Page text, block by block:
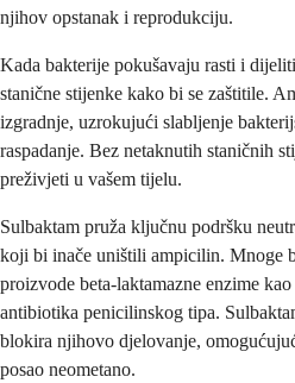
njihov opstanak i reprodukciju.
Kada bakterije pokušavaju rasti i
stanične stijenke kako bi se zaštitile.
izgradnje, uzrokujući slabljenje
raspadanje. Bez netaknutih staničnih
preživjeti u vašem tijelu.
Sulbaktam pruža ključnu podršku
koji bi inače uništili ampicilin. Mnoge
proizvode beta-laktamazne enzime
antibiotika penicilinskog tipa.
blokira njihovo djelovanje,
posao neometano.